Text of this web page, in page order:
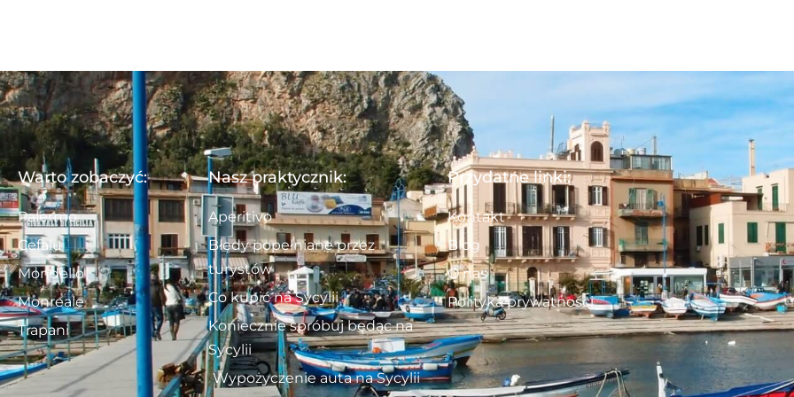
Warto zobaczyć:
Palermo
Cefalu
Mondello
Monreale
Trapani
Nasz praktycznik:
Aperitivo
Błędy popełniane przez
turystów
Co kupić na Sycylii
Koniecznie spróbuj będąc na
Sycylii
Wypożyczenie auta na Sycylii
Przydatne linki:
Kontakt
Blog
O nas
Polityka prywatności